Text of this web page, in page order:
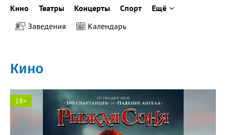
Кино Театры Концерты Спорт
Ещё
Заведения
Календарь
Кино
18+